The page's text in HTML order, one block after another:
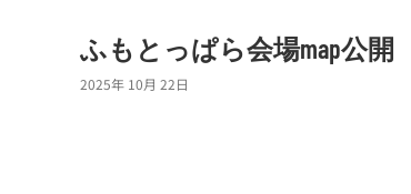
ふもとっぱら会場map公開
2025年 10月 22日